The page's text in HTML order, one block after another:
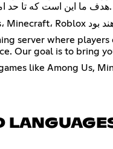
هدف ما این است که تا حد امکان شما را خوشحال کنیم.
server where
Our goal is to bring
like Among Us,